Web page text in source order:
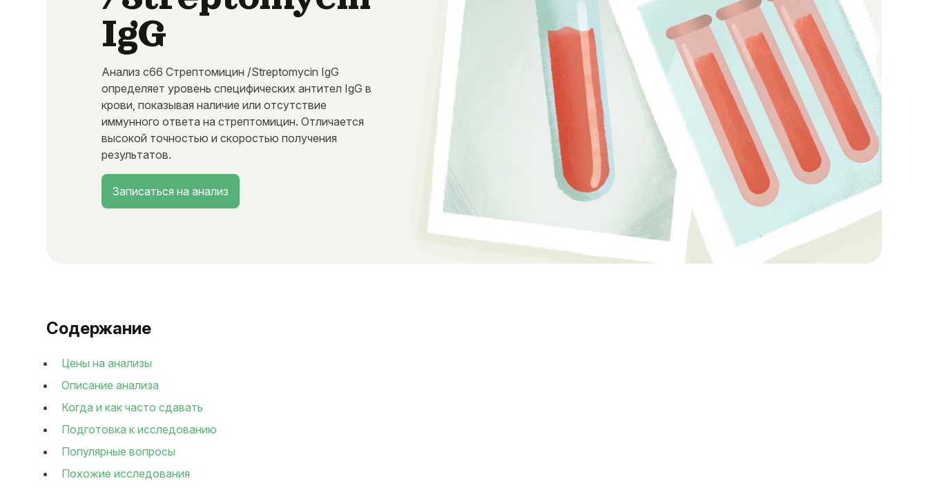
IgG
Анализ c66 Стрептомицин /Streptomycin IgG
определяет уровень специфических антител IgG в
крови, показывая наличие или отсутствие
иммунного ответа на стрептомицин. Отличается
высокой точностью и скоростью получения
результатов.
Записаться на анализ
Содержание
Цены на анализы
Описание анализа
Когда и как часто сдавать
Подготовка к исследованию
Популярные вопросы
Похожие исследования